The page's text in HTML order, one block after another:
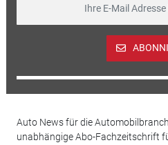
Auto News für die
unabhängige Abo-Fachzeitschrift